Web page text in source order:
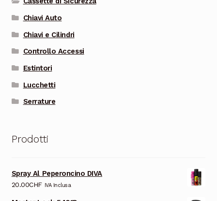
Chiavi Auto
Chiavi e Cilindri
Controllo Accessi
Estintori
Lucchetti
Serrature
Prodotti
Spray Al Peperoncino DIVA
20.00CHF IVA Inclusa